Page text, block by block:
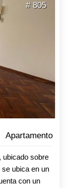
# 805
Apartamento
ubicado sobre
ubica en un
con un